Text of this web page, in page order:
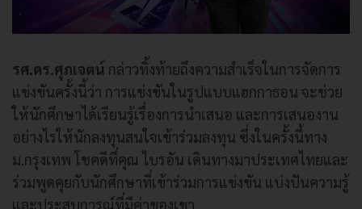
รศ.ดร.ศุภเจตน์ กล่าวทิ้งท้ายถึงความสำเร็จในการจัดการ
แข่งขันครั้งนี้ว่า การแข่งขันในรูปแบบแฮกกาธอน จะช่วย
ให้นักศึกษาได้เรียนรู้เรื่องการนำเสนอ และการเสนองาน
อย่างไรให้นักลงทุนสนใจเข้าร่วมลงทุน ซึ่งในครั้งนี้ทาง
ม.กรุงเทพ โชคดีที่คุณ ไบรอัน เดินทางมาประเทศไทยและ
ร่วมพูดคุยกับนักศึกษาที่เข้าร่วมการแข่งขัน แบ่งปันความรู้
และประสบการณ์ที่มีค่าของเขา